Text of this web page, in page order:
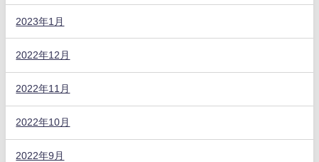
2023年1月
2022年12月
2022年11月
2022年10月
2022年9月